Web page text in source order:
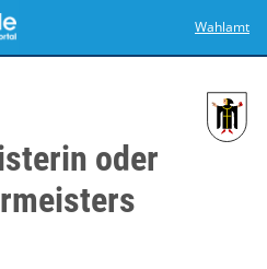
Wahlamt
oder